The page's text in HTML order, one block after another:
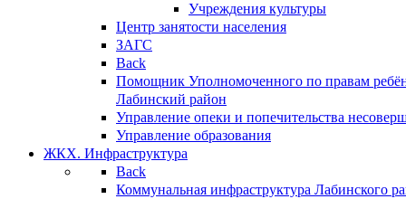
Учреждения культуры
Центр занятости населения
ЗАГС
Back
Помощник Уполномоченного по правам
Лабинский район
Управление опеки и попечительства
Управление образования
ЖКХ. Инфраструктура
Back
Коммунальная инфраструктура Лабинского